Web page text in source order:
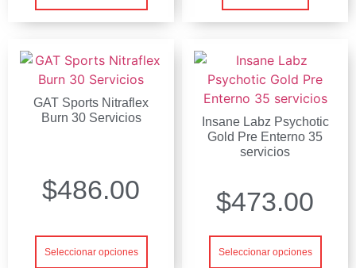
GAT Sports Nitraflex
Burn 30 Servicios
$486.00
Seleccionar opciones
Insane Labz Psychotic
Gold Pre Enterno 35
servicios
$473.00
Seleccionar opciones